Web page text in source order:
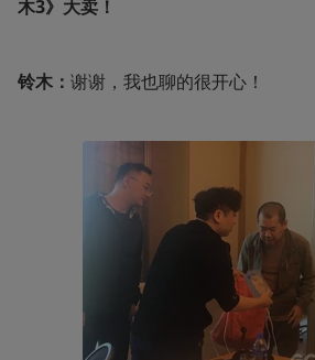
木3》大卖！
铃木： 谢谢，我也聊的很开心！